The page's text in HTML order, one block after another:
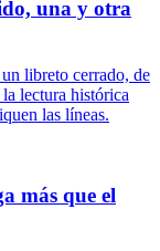
una y otra
libreto cerrado, de
lectura histórica
las líneas.
más que el